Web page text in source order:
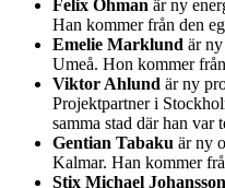
Felix Öhman är ny
Han kommer från den
Emelie Marklund är
Umeå. Hon kommer
Viktor Ahlund är ny
Projektpartner i
samma stad där han var
Gentian Tabaku är ny
Kalmar. Han kommer
Stix Michael Johansson